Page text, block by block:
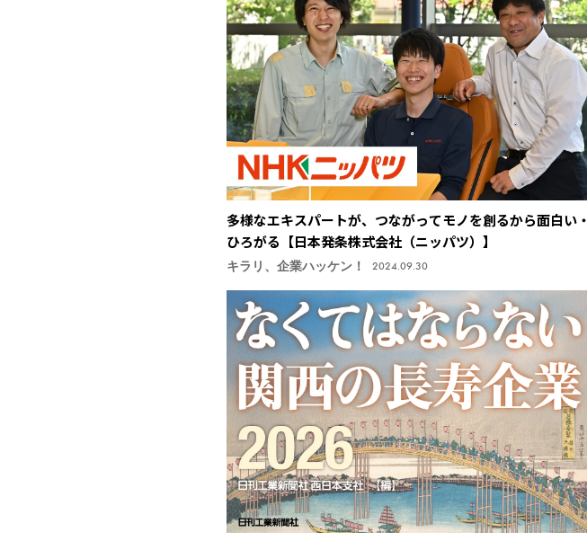
多様なエキスパートが、つながってモノを創るから面白い・
ひろがる【日本発条株式会社（ニッパツ）】
キラリ、企業ハッケン！ 2024.09.30